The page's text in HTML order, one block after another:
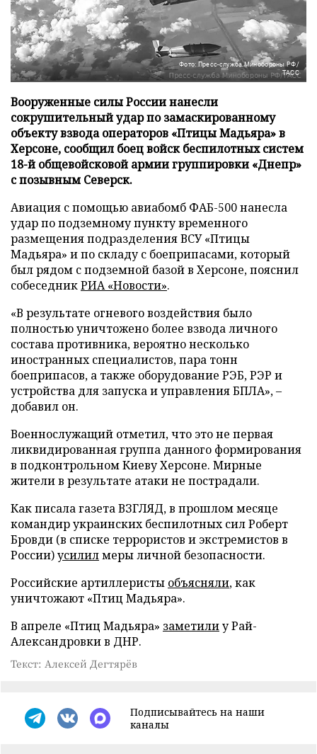
Фото: Пресс-служба Минобороны РФ/
ТАСС
Вооруженные силы России нанесли
сокрушительный удар по замаскированному
объекту взвода операторов «Птицы Мадьяра» в
Херсоне, сообщил боец войск беспилотных систем
18-й общевойсковой армии группировки «Днепр»
с позывным Северск.
Авиация с помощью авиабомб ФАБ-500 нанесла
удар по подземному пункту временного
размещения подразделения ВСУ «Птицы
Мадьяра» и по складу с боеприпасами, который
был рядом с подземной базой в Херсоне, пояснил
собеседникРИА «Новости».
«В результате огневого воздействия было
полностью уничтожено более взвода личного
состава противника, вероятно несколько
иностранных специалистов, пара тонн
боеприпасов, а также оборудование РЭБ, РЭР и
устройства для запуска и управления БПЛА», –
добавил он.
Военнослужащий отметил, что это не первая
ликвидированная группа данного формирования
в подконтрольном Киеву Херсоне. Мирные
жители в результате атаки не пострадали.
Как писала газета ВЗГЛЯД, в прошлом месяце
командир украинских беспилотных сил Роберт
Бровди (в списке террористов и экстремистов в
России)усилилмеры личной безопасности.
Российские артиллеристы объясняли, как
уничтожают «Птиц Мадьяра».
В апреле «Птиц Мадьяра» заметилиу Рай-
Александровки в ДНР.
Текст: Алексей Дегтярёв
Подписывайтесь на наши
каналы